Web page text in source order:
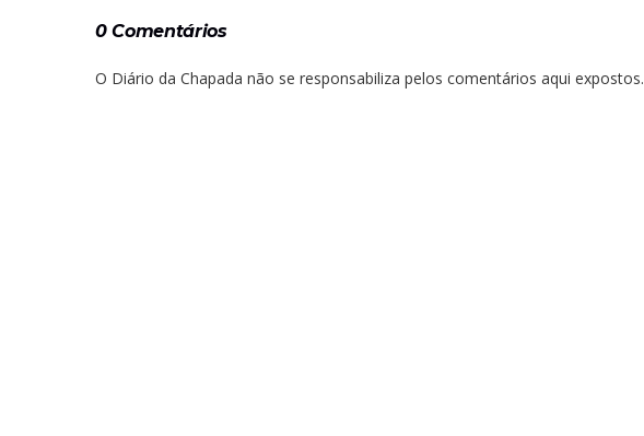
0 Comentários
O Diário da Chapada não se responsabiliza pelos comentários aqui expostos.